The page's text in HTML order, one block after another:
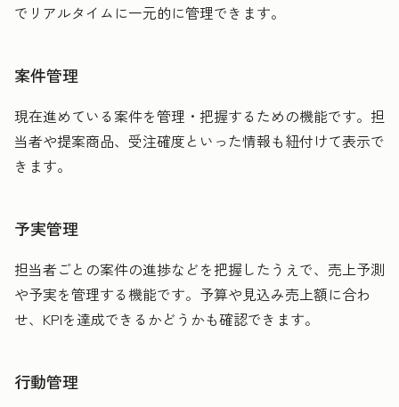
でリアルタイムに一元的に管理できます。
案件管理
現在進めている案件を管理・把握するための機能です。担
当者や提案商品、受注確度といった情報も紐付けて表示で
きます。
予実管理
担当者ごとの案件の進捗などを把握したうえで、売上予測
や予実を管理する機能です。予算や見込み売上額に合わ
せ、KPIを達成できるかどうかも確認できます。
行動管理